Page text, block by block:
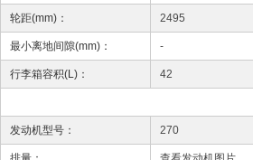
轮距(mm)： 2495
最小离地间隙(mm)： -
行李箱容积(L)： 42
发动机型号： 270